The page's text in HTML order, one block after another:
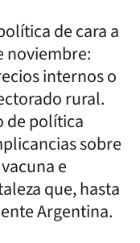
de cara a
noviembre:
internos o
rural.
de política
sobre
e
que, hasta
Argentina.